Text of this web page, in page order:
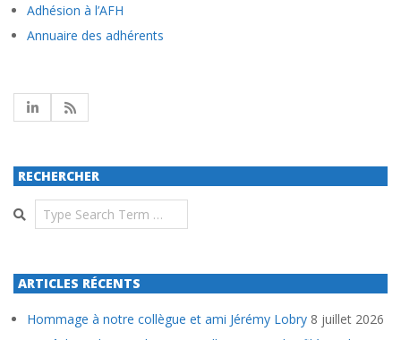
Adhésion à l’AFH
Annuaire des adhérents
RECHERCHER
Search
ARTICLES RÉCENTS
Hommage à notre collègue et ami Jérémy Lobry 8 juillet 2026